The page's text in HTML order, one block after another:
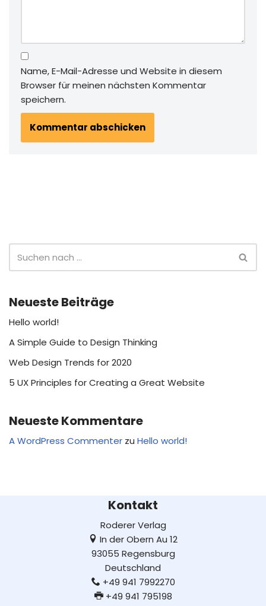
Name, E-Mail-Adresse und Website in diesem
Browser für meinen nächsten Kommentar
speichern.
Neueste Beiträge
Hello world!
A Simple Guide to Design Thinking
Web Design Trends for 2020
5 UX Principles for Creating a Great Website
Neueste Kommentare
A WordPress Commenter zu Hello world!
Kontakt
Roderer Verlag
In der Obern Au 12
93055 Regensburg
Deutschland
+49 941 7992270
+49 941 795198